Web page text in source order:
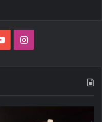
YouTubeInstagram